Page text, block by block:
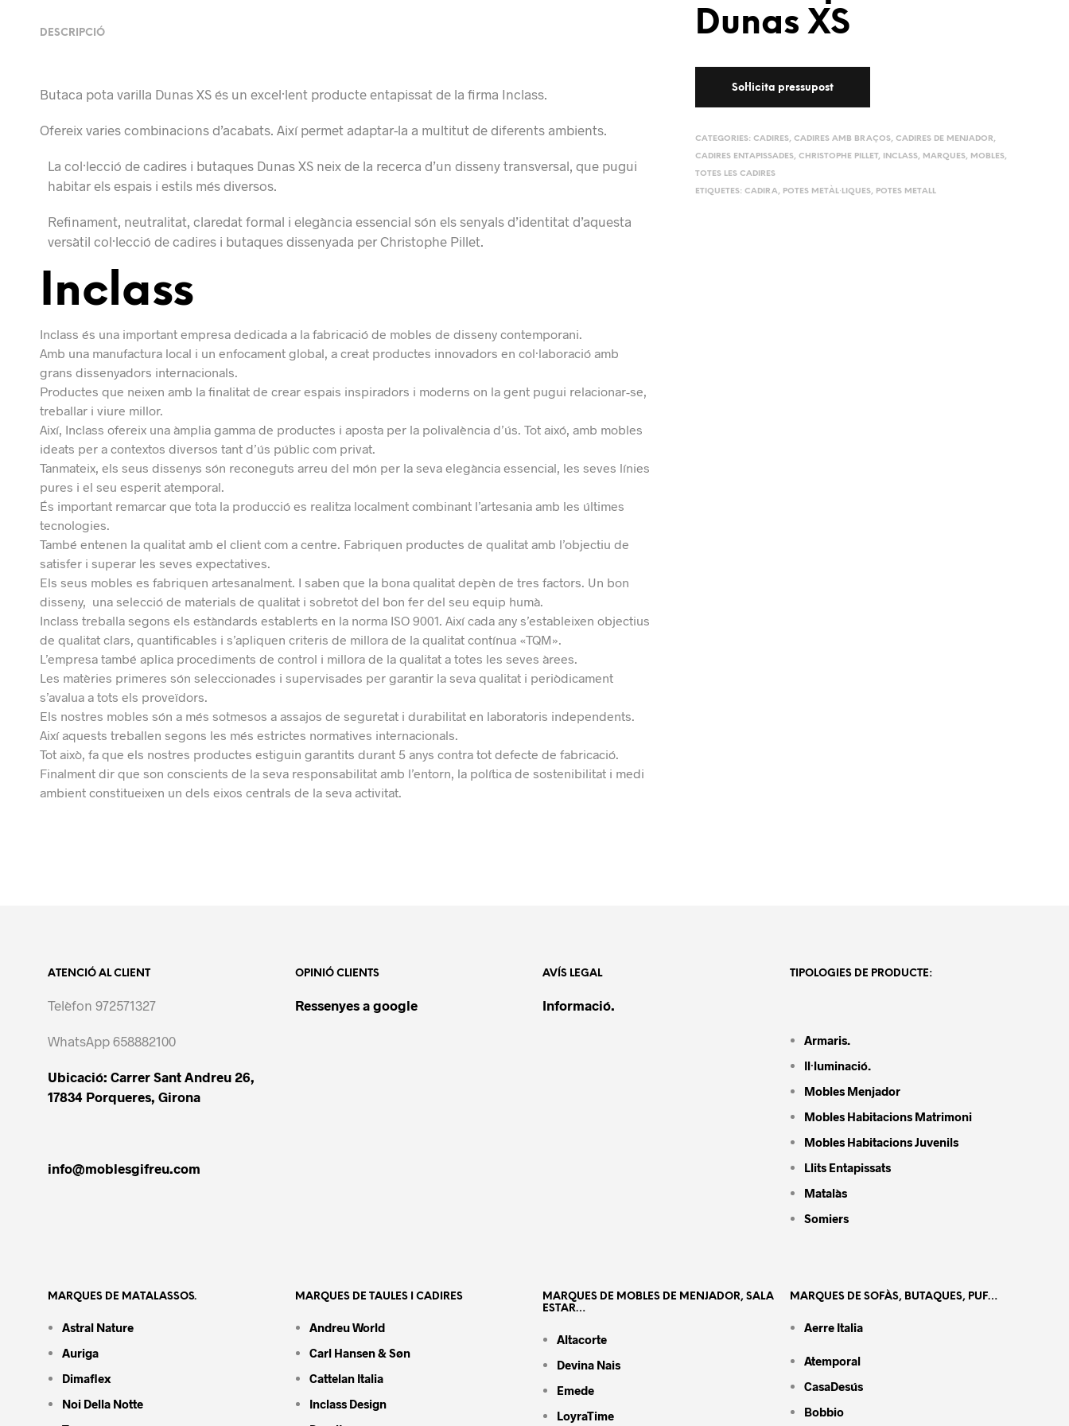
Dunas XS
CATEGORIES: CADIRES, CADIRES AMB BRAÇOS, CADIRES DE MENJADOR,
CADIRES ENTAPISSADES, CHRISTOPHE PILLET, INCLASS, MARQUES, MOBLES,
TOTES LES CADIRES
ETIQUETES: CADIRA, POTES METÀL·LIQUES, POTES METALL
DESCRIPCIÓ
Butaca pota varilla Dunas XS és un excel·lent producte entapissat de la firma Inclass.
Ofereix varies combinacions d’acabats. Així permet adaptar-la a multitut de diferents ambients.
La col·lecció de cadires i butaques Dunas XS neix de la recerca d’un disseny transversal, que pugui
habitar els espais i estils més diversos.
Refinament, neutralitat, claredat formal i elegància essencial són els senyals d’identitat d’aquesta
versàtil col·lecció de cadires i butaques dissenyada per Christophe Pillet.
Inclass
Inclass és una important empresa dedicada a la fabricació de mobles de disseny contemporani.
Amb una manufactura local i un enfocament global, a creat productes innovadors en col·laboració amb
grans dissenyadors internacionals.
Productes que neixen amb la finalitat de crear espais inspiradors i moderns on la gent pugui relacionar-se,
treballar i viure millor.
Així, Inclass ofereix una àmplia gamma de productes i aposta per la polivalència d’ús. Tot aixó, amb mobles
ideats per a contextos diversos tant d’ús públic com privat.
Tanmateix, els seus dissenys són reconeguts arreu del món per la seva elegància essencial, les seves línies
pures i el seu esperit atemporal.
És important remarcar que tota la producció es realitza localment combinant l’artesania amb les últimes
tecnologies.
També entenen la qualitat amb el client com a centre. Fabriquen productes de qualitat amb l’objectiu de
satisfer i superar les seves expectatives.
Els seus mobles es fabriquen artesanalment. I saben que la bona qualitat depèn de tres factors. Un bon
disseny, una selecció de materials de qualitat i sobretot del bon fer del seu equip humà.
Inclass treballa segons els estàndards establerts en la norma ISO 9001. Així cada any s’estableixen objectius
de qualitat clars, quantificables i s’apliquen criteris de millora de la qualitat contínua «TQM».
L’empresa també aplica procediments de control i millora de la qualitat a totes les seves àrees.
Les matèries primeres són seleccionades i supervisades per garantir la seva qualitat i periòdicament
s’avalua a tots els proveïdors.
Els nostres mobles són a més sotmesos a assajos de seguretat i durabilitat en laboratoris independents.
Així aquests treballen segons les més estrictes normatives internacionals.
Tot això, fa que els nostres productes estiguin garantits durant 5 anys contra tot defecte de fabricació.
Finalment dir que son conscients de la seva responsabilitat amb l’entorn, la política de sostenibilitat i medi
ambient constitueixen un dels eixos centrals de la seva activitat.
ATENCIÓ AL CLIENT
Telèfon 972571327
WhatsApp 658882100
Ubicació: Carrer Sant Andreu 26,
17834 Porqueres, Girona
info@moblesgifreu.com
OPINIÓ CLIENTS
Ressenyes a google
AVÍS LEGAL
Informació.
TIPOLOGIES DE PRODUCTE:
Armaris.
Il·luminació.
Mobles Menjador
Mobles Habitacions Matrimoni
Mobles Habitacions Juvenils
Llits Entapissats
Matalàs
Somiers
MARQUES DE MATALASSOS.
Astral Nature
Auriga
Dimaflex
Noi Della Notte
MARQUES DE TAULES I CADIRES
Andreu World
Carl Hansen & Søn
Cattelan Italia
Inclass Design
MARQUES DE MOBLES DE MENJADOR, SALA
ESTAR…
Altacorte
Devina Nais
Emede
LoyraTime
MARQUES DE SOFÀS, BUTAQUES, PUF…
Aerre Italia
Atemporal
CasaDesús
Bobbio